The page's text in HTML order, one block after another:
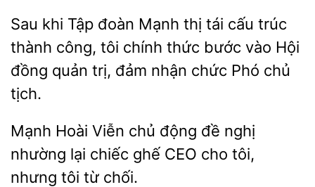
Sau khi Tập đoàn Mạnh
tái cấu trúc
thành công, tôi chính thức bước
Hội
đồng quản trị,
nhận chức Phó chủ
tịch.
Mạnh
Viễn chủ động đề nghị
nhường lại chiếc ghế
cho tôi,
tôi từ chối.